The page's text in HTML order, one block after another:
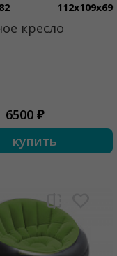
112x109x69
кресло
6500 ₽
купить